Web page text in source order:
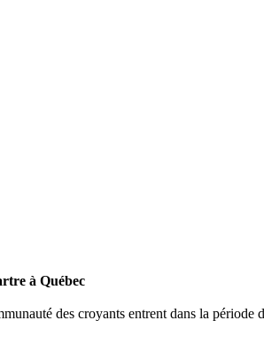
à Québec
des croyants entrent dans la